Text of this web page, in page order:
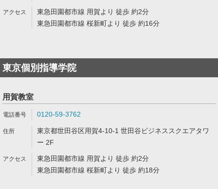
東急田園都市線 用賀より 徒歩 約2分
東急田園都市線 桜新町より 徒歩 約16分
東京個別指導学院
用賀教室
0120-59-3762
東京都世田谷区用賀4-10-1 世田谷ビジネススクエアタワ
ー 2F
東急田園都市線 用賀より 徒歩 約2分
東急田園都市線 桜新町より 徒歩 約18分